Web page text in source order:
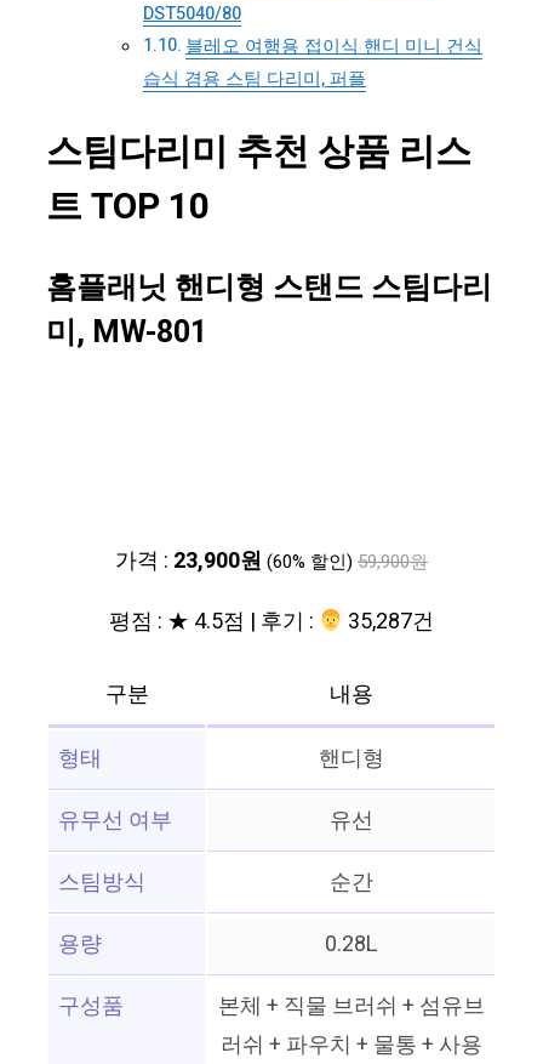
DST5040/80
블레오 여행용 접이식 핸디 미니 건식
습식 겸용 스팀 다리미, 퍼플
스팀다리미 추천 상품 리스
트 TOP 10
홈플래닛 핸디형 스탠드 스팀다리
미, MW-801
가격 : 23,900원 (60% 할인) 59,900원
평점 : ★ 4.5점 | 후기 : ‍‍ 35,287건
구분
내용
형태
핸디형
유무선 여부
유선
스팀방식
순간
용량
0.28L
구성품
본체 + 직물 브러쉬 + 섬유브
러쉬 + 파우치 + 물통 + 사용